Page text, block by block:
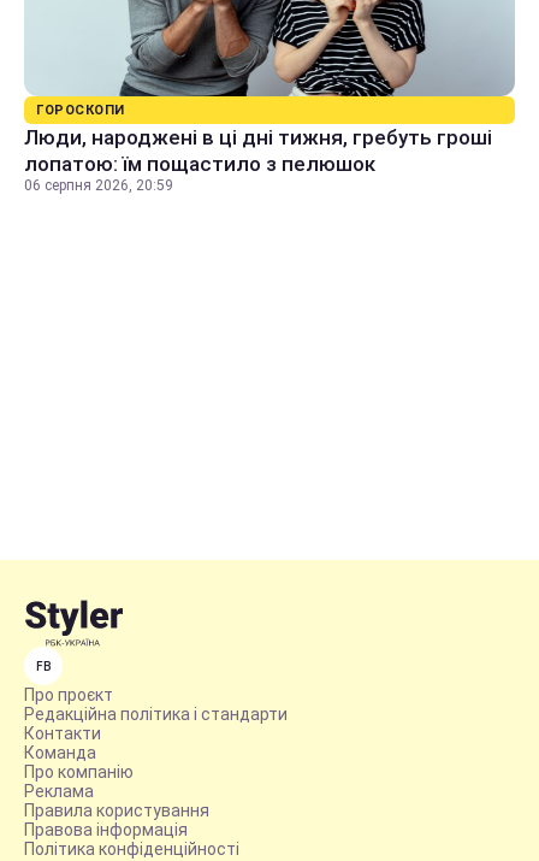
ГОРОСКОПИ
Люди, народжені в ці дні тижня, гребуть гроші
лопатою: їм пощастило з пелюшок
06 серпня 2026, 20:59
FB
Про проєкт
Редакційна політика і стандарти
Контакти
Команда
Про компанію
Реклама
Правила користування
Правова інформація
Політика конфіденційності